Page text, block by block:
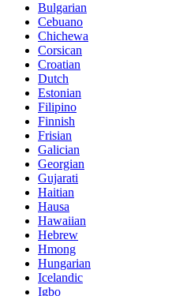
Bulgarian
Cebuano
Chichewa
Corsican
Croatian
Dutch
Estonian
Filipino
Finnish
Frisian
Galician
Georgian
Gujarati
Haitian
Hausa
Hawaiian
Hebrew
Hmong
Hungarian
Icelandic
Igbo